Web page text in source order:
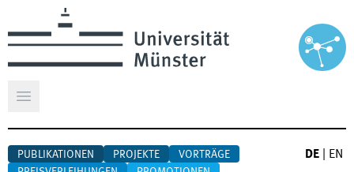
Hauptmenü öffnen
PUBLIKATIONEN PROJEKTE
VORTRÄGE
DE EN